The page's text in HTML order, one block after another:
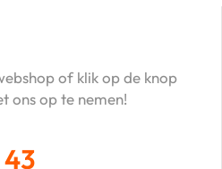
of klik op de knop
ons op te nemen!